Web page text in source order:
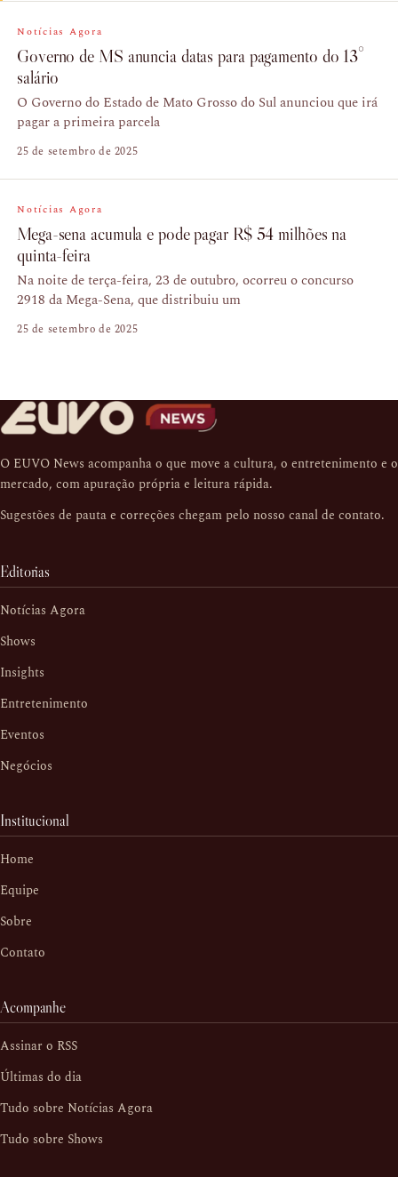
Notícias Agora
Governo de MS anuncia datas para pagamento do 13°
salário
O Governo do Estado de Mato Grosso do Sul anunciou que irá
pagar a primeira parcela
25 de setembro de 2025
Notícias Agora
Mega-sena acumula e pode pagar R$ 54 milhões na
quinta-feira
Na noite de terça-feira, 23 de outubro, ocorreu o concurso
2918 da Mega-Sena, que distribuiu um
25 de setembro de 2025
O EUVO News acompanha o que move a cultura, o entretenimento e o
mercado, com apuração própria e leitura rápida.
Sugestões de pauta e correções chegam pelo nosso canal de contato.
Editorias
Notícias Agora
Shows
Insights
Entretenimento
Eventos
Negócios
Institucional
Home
Equipe
Sobre
Contato
Acompanhe
Assinar o RSS
Últimas do dia
Tudo sobre Notícias Agora
Tudo sobre Shows